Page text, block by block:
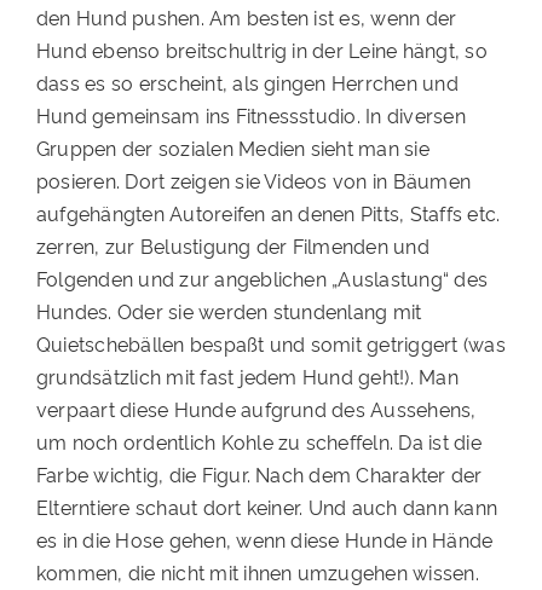
den Hund pushen. Am besten ist es, wenn der
Hund ebenso breitschultrig in der Leine hängt, so
dass es so erscheint, als gingen Herrchen und
Hund gemeinsam ins Fitnessstudio. In diversen
Gruppen der sozialen Medien sieht man sie
posieren. Dort zeigen sie Videos von in Bäumen
aufgehängten Autoreifen an denen Pitts, Staffs etc.
zerren, zur Belustigung der Filmenden und
Folgenden und zur angeblichen „Auslastung“ des
Hundes. Oder sie werden stundenlang mit
Quietschebällen bespaßt und somit getriggert (was
grundsätzlich mit fast jedem Hund geht!). Man
verpaart diese Hunde aufgrund des Aussehens,
um noch ordentlich Kohle zu scheffeln. Da ist die
Farbe wichtig, die Figur. Nach dem Charakter der
Elterntiere schaut dort keiner. Und auch dann kann
es in die Hose gehen, wenn diese Hunde in Hände
kommen, die nicht mit ihnen umzugehen wissen.